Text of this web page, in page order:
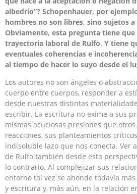
albedrío”? Schopenhauer, por
hombres no son libres, sino sujetos a
Obviamente, esta pregunta tiene
trayectoria laboral de Rulfo. Y tiene
eventuales coherencias e
al tiempo de hacer lo suyo desde el
Los autores no son ángeles o
cuerpo entre cuerpos, responder a
desde nuestras distintas
escribir. La escritura no exime a sus
mismas acuciosas presiones que
reacciones, sus planteamientos
indisoluble lazo que nos conecta. Ver
de Rulfo también desde esta
lo contrario. Al complejizar sus
entorno tal vez se ahonde todavía
y escritura y, más aún, en la relación